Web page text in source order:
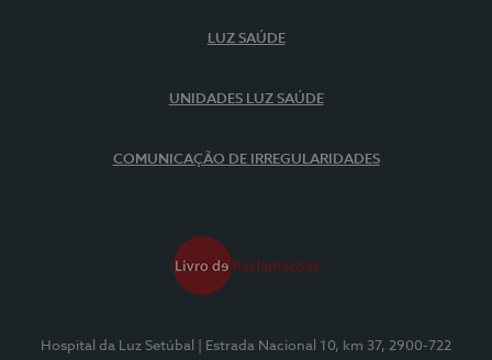
LUZ SAÚDE
UNIDADES LUZ SAÚDE
COMUNICAÇÃO DE IRREGULARIDADES
Hospital da Luz Setúbal
| Estrada Nacional 10, km 37, 2900-722